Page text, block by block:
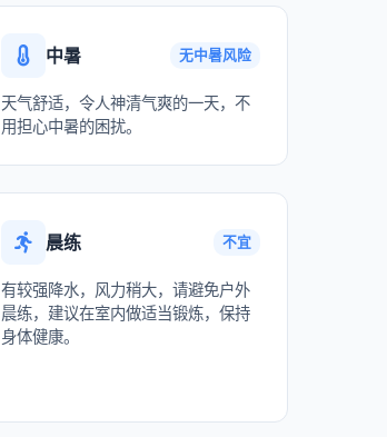
中暑 无中暑风险
天气舒适，令人神清气爽的一天，不
用担心中暑的困扰。
晨练 不宜
有较强降水，风力稍大，请避免户外
晨练，建议在室内做适当锻炼，保持
身体健康。